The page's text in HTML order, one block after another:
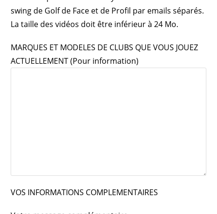
swing de Golf de Face et de Profil par emails séparés.
La taille des vidéos doit être inférieur à 24 Mo.
MARQUES ET MODELES DE CLUBS QUE VOUS JOUEZ
ACTUELLEMENT (Pour information)
VOS INFORMATIONS COMPLEMENTAIRES